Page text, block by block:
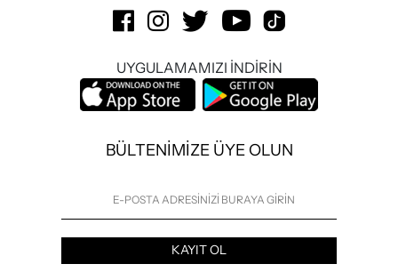
UYGULAMAMIZI İNDİRİN
BÜLTENİMİZE ÜYE OLUN
KAYIT OL